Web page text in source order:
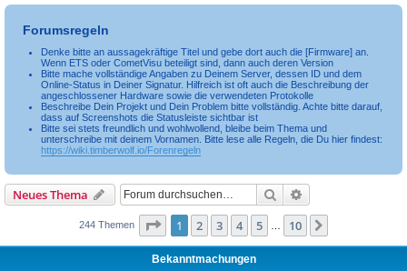
Forumsregeln
Denke bitte an aussagekräftige Titel und gebe dort auch die [Firmware] an.
Wenn ETS oder CometVisu beteiligt sind, dann auch deren Version
Bitte mache vollständige Angaben zu Deinem Server, dessen ID und dem
Online-Status in Deiner Signatur. Hilfreich ist oft auch die Beschreibung der
angeschlossener Hardware sowie die verwendeten Protokolle
Beschreibe Dein Projekt und Dein Problem bitte vollständig. Achte bitte darauf,
dass auf Screenshots die Statusleiste sichtbar ist
Bitte sei stets freundlich und wohlwollend, bleibe beim Thema und
unterschreibe mit deinem Vornamen. Bitte lese alle Regeln, die Du hier findest:
https://wiki.timberwolf.io/Forenregeln
Neues Thema Suche
244 Themen Seite 1von 10
1 2 3 4 5 10
Bekanntmachungen